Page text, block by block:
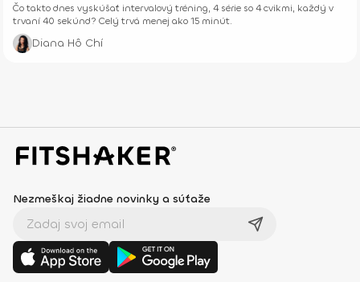
Čo takto dnes vyskúšať intervalový tréning, 4 série so 4 cvikmi, každý v
trvaní 40 sekúnd? Celý trvá menej ako 15 minút.
Diana Hô Chí
Nezmeškaj žiadne novinky a súťaže